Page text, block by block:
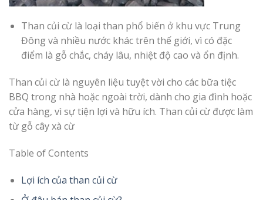
Than củi cừ là loại than phổ biến ở khu vực Trung
Đông và nhiều nước khác trên thế giới, vì có đặc
điểm là gỗ chắc, cháy lâu, nhiệt độ cao và ổn định.
Than củi cừ là nguyên liệu tuyệt vời cho các bữa tiệc
BBQ trong nhà hoặc ngoài trời, dành cho gia đình hoặc
cửa hàng, vì sự tiện lợi và hữu ích. Than củi cừ được làm
từ gỗ cây xà cừ
Table of Contents
Lợi ích của than củi cừ